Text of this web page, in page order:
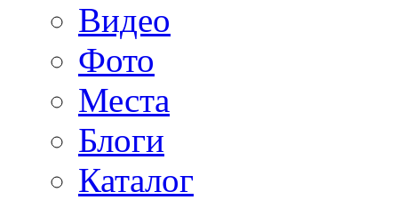
Видео
Фото
Места
Блоги
Каталог